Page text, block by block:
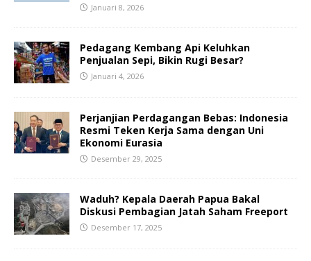
Januari 8, 2026
Pedagang Kembang Api Keluhkan
Penjualan Sepi, Bikin Rugi Besar?
Januari 4, 2026
Perjanjian Perdagangan Bebas: Indonesia
Resmi Teken Kerja Sama dengan Uni
Ekonomi Eurasia
Desember 29, 2025
Waduh? Kepala Daerah Papua Bakal
Diskusi Pembagian Jatah Saham Freeport
Desember 17, 2025